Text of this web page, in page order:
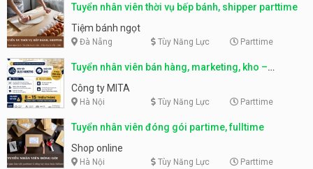
Tuyển nhân viên thời vụ bếp bánh, shipper parttime
Tiệm bánh ngọt
Đà Nẵng Tùy Năng Lực Parttime
Tuyển nhân viên bán hàng, marketing, kho –
parttime, fulltime
Công ty MITA
Hà Nội Tùy Năng Lực Parttime
Tuyển nhân viên đóng gói partime, fulltime
Shop online
Hà Nội Tùy Năng Lực Parttime